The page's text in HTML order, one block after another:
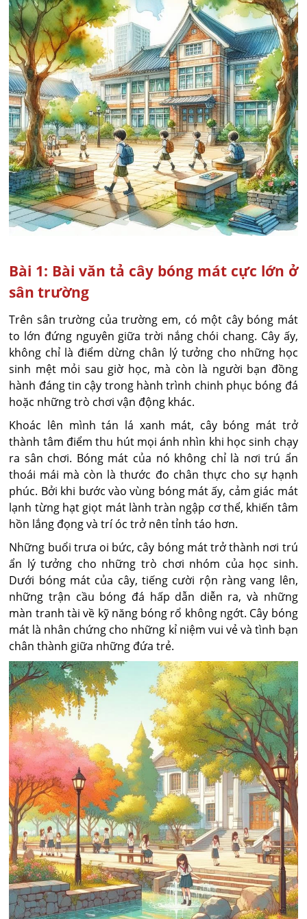
Bài 1: Bài văn tả cây bóng mát cực lớn ở
sân trường
Trên sân trường của trường em, có một cây bóng mát
to lớn đứng nguyên giữa trời nắng chói chang. Cây ấy,
không chỉ là điểm dừng chân lý tưởng cho những học
sinh mệt mỏi sau giờ học, mà còn là người bạn đồng
hành đáng tin cậy trong hành trình chinh phục bóng đá
hoặc những trò chơi vận động khác.
Khoác lên mình tán lá xanh mát, cây bóng mát trở
thành tâm điểm thu hút mọi ánh nhìn khi học sinh chạy
ra sân chơi. Bóng mát của nó không chỉ là nơi trú ẩn
thoái mái mà còn là thước đo chân thực cho sự hạnh
phúc. Bởi khi bước vào vùng bóng mát ấy, cảm giác mát
lạnh từng hạt giọt mát lành tràn ngập cơ thể, khiến tâm
hồn lắng đọng và trí óc trở nên tỉnh táo hơn.
Những buổi trưa oi bức, cây bóng mát trở thành nơi trú
ẩn lý tưởng cho những trò chơi nhóm của học sinh.
Dưới bóng mát của cây, tiếng cười rộn ràng vang lên,
những trận cầu bóng đá hấp dẫn diễn ra, và những
màn tranh tài về kỹ năng bóng rổ không ngớt. Cây bóng
mát là nhân chứng cho những kỉ niệm vui vẻ và tình bạn
chân thành giữa những đứa trẻ.